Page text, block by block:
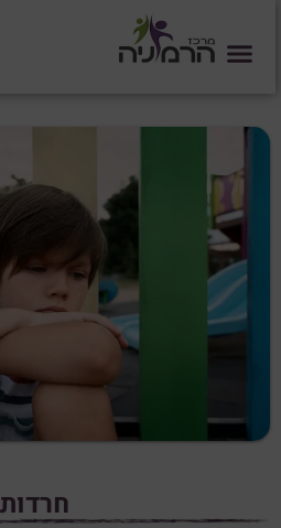
חרדות